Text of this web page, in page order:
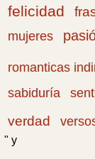
felicidad
mujeres
romanticas
sabiduría
verdad
" y